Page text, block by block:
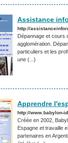
Assistance
http://
Dépannage et cours
agglomération.
particuliers et les
une (...)
Apprendre
http://www.babylon-
Créée en 2002,
Espagne et travaille
partenaires en